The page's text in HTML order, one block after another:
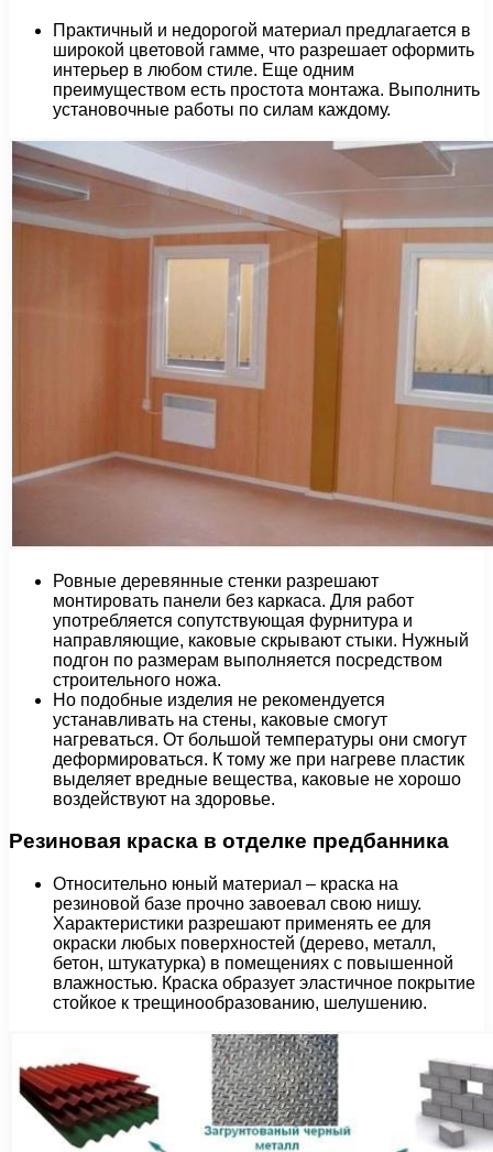
Практичный и недорогой материал предлагается в
широкой цветовой гамме, что разрешает оформить
интерьер в любом стиле. Еще одним
преимуществом есть простота монтажа. Выполнить
установочные работы по силам каждому.
Ровные деревянные стенки разрешают
монтировать панели без каркаса. Для работ
употребляется сопутствующая фурнитура и
направляющие, каковые скрывают стыки. Нужный
подгон по размерам выполняется посредством
строительного ножа.
Но подобные изделия не рекомендуется
устанавливать на стены, каковые смогут
нагреваться. От большой температуры они смогут
деформироваться. К тому же при нагреве пластик
выделяет вредные вещества, каковые не хорошо
воздействуют на здоровье.
Резиновая краска в отделке предбанника
Относительно юный материал – краска на
резиновой базе прочно завоевал свою нишу.
Характеристики разрешают применять ее для
окраски любых поверхностей (дерево, металл,
бетон, штукатурка) в помещениях с повышенной
влажностью. Краска образует эластичное покрытие
стойкое к трещинообразованию, шелушению.